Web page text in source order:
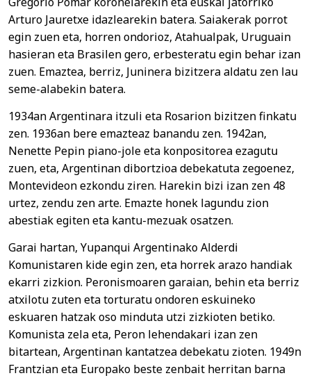
Arturo Jauretxe idazlearekin batera. Saiakerak porrot
egin zuen eta, horren ondorioz, Atahualpak, Uruguain
hasieran eta Brasilen gero, erbesteratu egin behar izan
zuen. Emaztea, berriz, Juninera bizitzera aldatu zen lau
seme-alabekin batera.
1934an Argentinara itzuli eta Rosarion bizitzen finkatu
zen. 1936an bere emazteaz banandu zen. 1942an,
Nenette Pepin piano-jole eta konpositorea ezagutu
zuen, eta, Argentinan dibortzioa debekatuta zegoenez,
Montevideon ezkondu ziren. Harekin bizi izan zen 48
urtez, zendu zen arte. Emazte honek lagundu zion
abestiak egiten eta kantu-mezuak osatzen.
Garai hartan, Yupanqui Argentinako Alderdi
Komunistaren kide egin zen, eta horrek arazo handiak
ekarri zizkion. Peronismoaren garaian, behin eta berriz
atxilotu zuten eta torturatu ondoren eskuineko
eskuaren hatzak oso minduta utzi zizkioten betiko.
Komunista zela eta, Peron lehendakari izan zen
bitartean, Argentinan kantatzea debekatu zioten. 1949n
Frantzian eta Europako beste zenbait herritan barna